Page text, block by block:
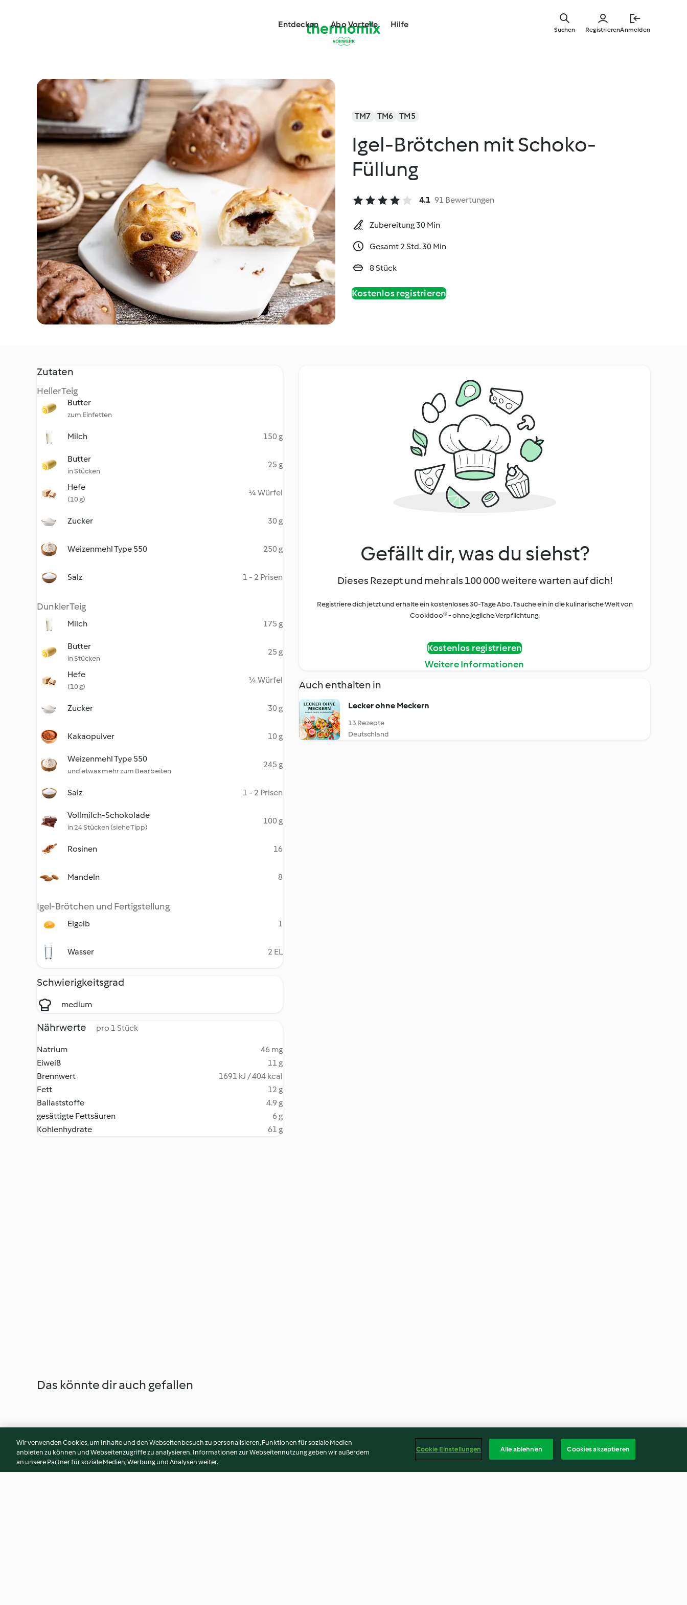
Entdecken Abo Vorteile Hilfe
RegistrierenAnmelden
Suchen
TM7 TM6 TM5
Igel-Brötchen mit Schoko-
Füllung
4.1 91 Bewertungen
Zubereitung 30 Min
Gesamt 2 Std. 30 Min
8 Stück
Kostenlos registrieren
Zutaten
Heller Teig
Butter
zum Einfetten
Milch 150 g
Butter
in Stücken
25 g
Hefe
(10 g)
¼ Würfel
Zucker 30 g
Weizenmehl Type 550 250 g
Salz 1 - 2 Prisen
Dunkler Teig
Milch 175 g
Butter
in Stücken
25 g
Hefe
(10 g)
¼ Würfel
Zucker 30 g
Kakaopulver 10 g
Weizenmehl Type 550
und etwas mehr zum Bearbeiten
245 g
Salz 1 - 2 Prisen
Vollmilch-Schokolade
in 24 Stücken (siehe Tipp)
100 g
Rosinen 16
Mandeln 8
Igel-Brötchen und Fertigstellung
Eigelb 1
Wasser 2 EL
Schwierigkeitsgrad
medium
Nährwerte pro 1 Stück
Natrium
46 mg
Eiweiß
11 g
Brennwert
1691 kJ / 404 kcal
Fett
12 g
Ballaststoffe
4.9 g
gesättigte Fettsäuren
6 g
Kohlenhydrate
61 g
Gefällt dir, was du siehst?
Dieses Rezept und mehr als 100 000 weitere warten auf dich!
Registriere dich jetzt und erhalte ein kostenloses 30-Tage Abo. Tauche ein in die kulinarische Welt von
Cookidoo® - ohne jegliche Verpflichtung.
Kostenlos registrieren
Weitere Informationen
Auch enthalten in
Lecker ohne Meckern
13 Rezepte
Deutschland
Das könnte dir auch gefallen
Wir verwenden Cookies, um Inhalte und den Webseitenbesuch zu personalisieren, Funktionen für soziale Medien
anbieten zu können und Webseitenzugriffe zu analysieren. Informationen zur Webseitennutzung geben wir außerdem
an unsere Partner für soziale Medien, Werbung und Analysen weiter.
Cookie Einstellungen Alle ablehnen Cookies akzeptieren